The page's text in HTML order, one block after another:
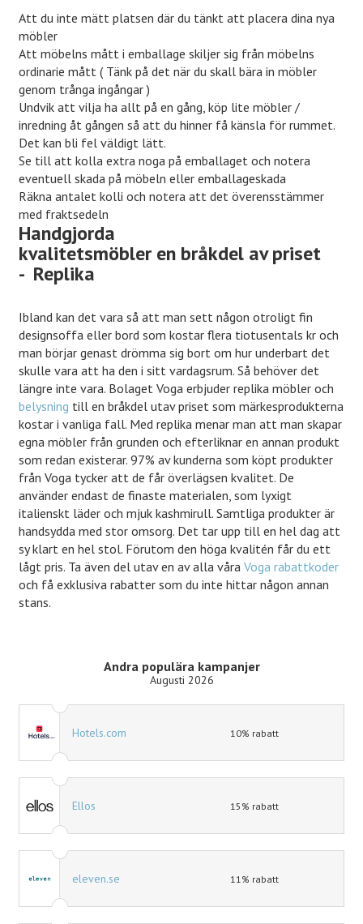
Att du inte mätt platsen där du tänkt att placera dina nya
möbler
Att möbelns mått i emballage skiljer sig från möbelns
ordinarie mått ( Tänk på det när du skall bära in möbler
genom trånga ingångar )
Undvik att vilja ha allt på en gång, köp lite möbler /
inredning åt gången så att du hinner få känsla för rummet.
Det kan bli fel väldigt lätt.
Se till att kolla extra noga på emballaget och notera
eventuell skada på möbeln eller emballageskada
Räkna antalet kolli och notera att det överensstämmer
med fraktsedeln
Handgjorda
kvalitetsmöbler en bråkdel av priset
- Replika
Ibland kan det vara så att man sett någon otroligt fin
designsoffa eller bord som kostar flera tiotusentals kr och
man börjar genast drömma sig bort om hur underbart det
skulle vara att ha den i sitt vardagsrum. Så behöver det
längre inte vara. Bolaget Voga erbjuder replika möbler och
belysning till en bråkdel utav priset som märkesprodukterna
kostar i vanliga fall. Med replika menar man att man skapar
egna möbler från grunden och efterliknar en annan produkt
som redan existerar. 97% av kunderna som köpt produkter
från Voga tycker att de får överlägsen kvalitet. De
använder endast de finaste materialen, som lyxigt
italienskt läder och mjuk kashmirull. Samtliga produkter är
handsydda med stor omsorg. Det tar upp till en hel dag att
sy klart en hel stol. Förutom den höga kvalitén får du ett
lågt pris. Ta även del utav en av alla våraVoga rabattkoder
och få exklusiva rabatter som du inte hittar någon annan
stans.
Andra populära kampanjer
Augusti 2026
Hotels.com 10% rabatt
Ellos 15% rabatt
eleven.se 11% rabatt